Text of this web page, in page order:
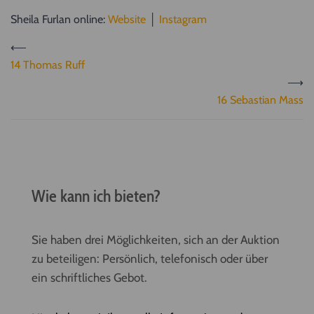
Sheila Furlan online: Website Instagram
⟵
14 Thomas Ruff
⟶
16 Sebastian Mass
Wie kann ich bieten?
Sie haben drei Möglichkeiten, sich an der Auktion
zu beteiligen: Persönlich, telefonisch oder über
ein schriftliches Gebot.